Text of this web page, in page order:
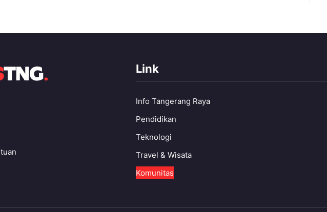
Link
Info Tangerang Raya
Pendidikan
Teknologi
Travel & Wisata
Komunitas